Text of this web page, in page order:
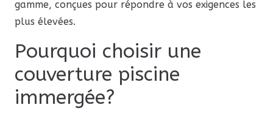
gamme, conçues pour répondre à vos exigences les
plus élevées.
Pourquoi choisir une
couverture piscine
immergée?